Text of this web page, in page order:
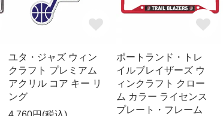
ユタ・ジャズ ウィン
クラフト プレミアム
アクリル コア キー リ
ング
ポートランド・トレ
イルブレイザーズ ウ
ィンクラフト クロー
ム カラー ライセンス
プレート・フレーム